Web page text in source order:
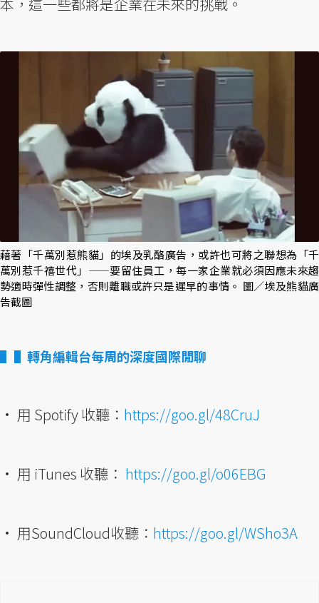
藉著「千萬別惹熊貓」的埃及乳酪廣告，或許也可將之聯想為「千
萬別惹千禧世代」——要留住員工，每一家企業就必須因應未來趨
勢適時彈性調整，否則離職或許只是遲早的事情。 圖／埃及熊貓廣
告截圖
▌轉角編輯台每周的深度國際閒聊
• 用 Spotify 收聽： https://goo.gl/48CruJ
• 用 iTunes 收聽： https://goo.gl/o06EBG
• 用SoundCloud收聽： https://goo.gl/WSho3A